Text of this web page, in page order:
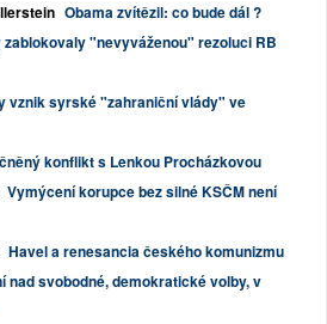
Obama zvítězil: co bude dál ?
zablokovaly "nevyváženou" rezoluci RB
vznik syrské "zahraniční vlády" ve
konflikt s Lenkou Procházkovou
Vymýcení korupce bez silné KSČM není
Havel a renesancia českého komunizmu
nad svobodné, demokratické volby, v